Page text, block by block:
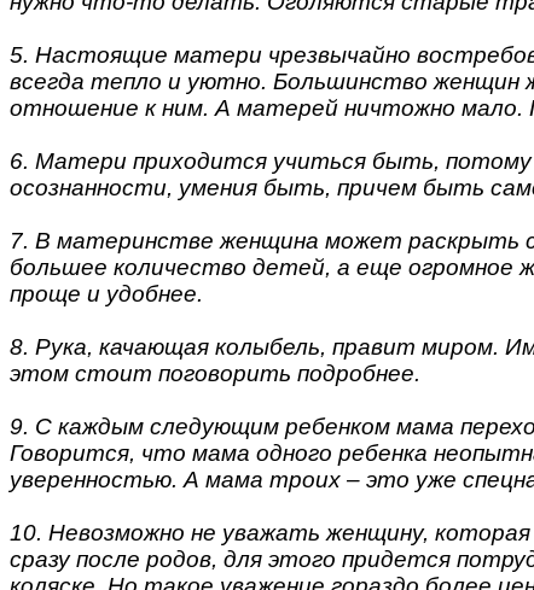
5. Настоящие матери чрезвычайно
всегда тепло и уютно. Большинство женщин
отношение к ним. А матерей ничтожно мало.
6. Матери приходится учиться быть,
осознанности, умения быть, причем быть
7. В материнстве женщина может раскрыть
большее количество детей, а еще огромное
проще и удобнее.
8. Рука, качающая колыбель, правит миром.
этом стоит поговорить подробнее.
9. С каждым следующим ребенком мама
Говорится, что мама одного ребенка
уверенностью. А мама троих – это уже
10. Невозможно не уважать женщину,
сразу после родов, для этого придется